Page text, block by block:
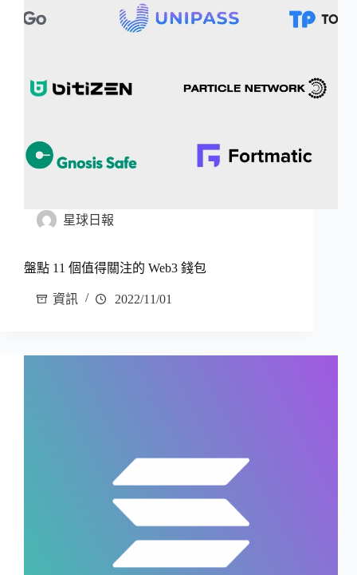
星球日報
盤點 11 個值得關注的 Web3 錢包
資訊 2022/11/01